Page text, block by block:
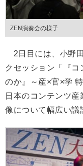
ZEN演奏会の様子
2日目には、小野
クセッション「『コ
のか』～産×官×学
日本のコンテンツ
像について幅広い議